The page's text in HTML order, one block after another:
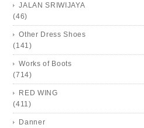
JALAN SRIWIJAYA
(46)
Other Dress Shoes
(141)
Works of Boots
(714)
RED WING
(411)
Danner